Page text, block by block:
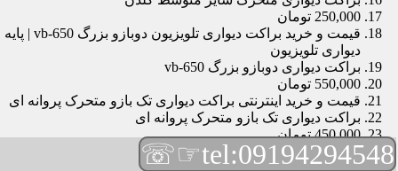
250,000 تومان
قیمت و خرید براکت دیواری تلویزیون دوبازو بزرگ vb-650 | پایه
دیواری تلویزیون
براکت دیواری دوبازو بزرگ vb-650
550,000 تومان
قیمت و خرید اینترنتی براکت دیواری تک بازو متحرک پروانه ای
براکت دیواری تک بازو متحرک پروانه ای
450,000 تومان
قیمت و براکت دیواری تلویزیون مچی | براکت دیواری تلویزیون
tel:09194294548
☞☏